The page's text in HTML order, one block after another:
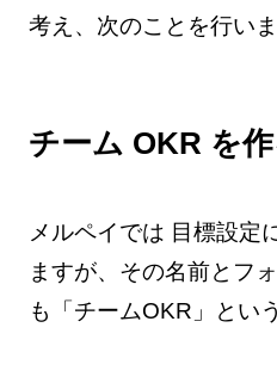
考え、次のことを行いま
チーム OKR を
メルペイでは 目標設定
ますが、その名前とフ
も「チームOKR」とい